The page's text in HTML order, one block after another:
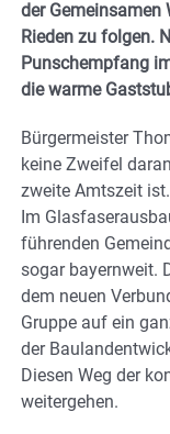
der Gemeinsamen
Rieden zu folgen.
Punschempfang
die warme
Bürgermeister
keine Zweifel
zweite Amtszeit
Im
führenden
sogar bayernweit.
dem neuen
Gruppe auf ein
der
Diesen Weg der
weitergehen.